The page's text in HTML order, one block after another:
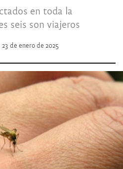
en toda la
seis son viajeros
23 de enero de 2025